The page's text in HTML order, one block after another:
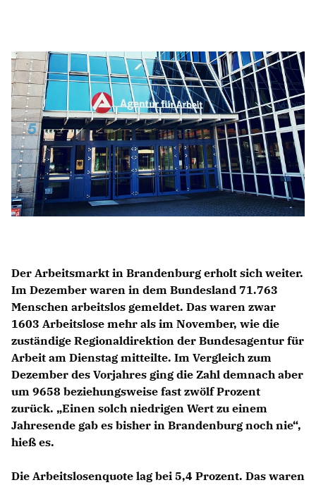
CDU Deutschland
CDU Fraktion im Brandenburger Landtag
CDU Brandenburg
CDU Potsdam
Der Arbeitsmarkt in Brandenburg erholt sich weiter.
Im Dezember waren in dem Bundesland 71.763
Menschen arbeitslos gemeldet. Das waren zwar
1603 Arbeitslose mehr als im November, wie die
zuständige Regionaldirektion der Bundesagentur für
Arbeit am Dienstag mitteilte. Im Vergleich zum
Dezember des Vorjahres ging die Zahl demnach aber
um 9658 beziehungsweise fast zwölf Prozent
zurück. „Einen solch niedrigen Wert zu einem
Jahresende gab es bisher in Brandenburg noch nie“,
hieß es.
Die Arbeitslosenquote lag bei 5,4 Prozent. Das waren